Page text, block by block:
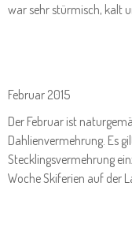
war sehr stürmisch, kalt
Februar 2015
Der Februar ist
Dahlienvermehrung. Es
Stecklingsvermehrung
Woche Skiferien auf der